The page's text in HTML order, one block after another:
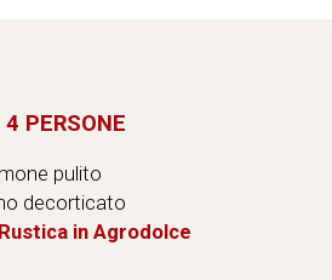
PERSONE
pulito
decorticato
in Agrodolce